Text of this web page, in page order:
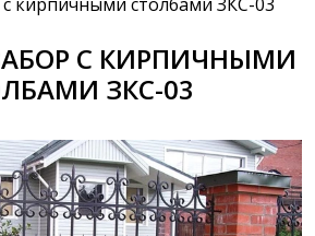
С КИРПИЧНЫМИ
ЗКС-03